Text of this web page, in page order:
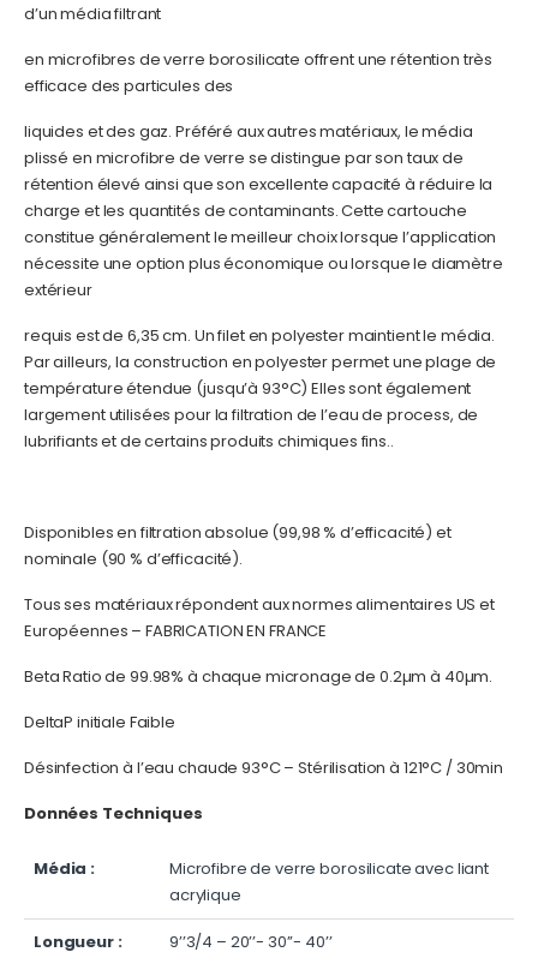
d’un média filtrant
en microfibres de verre borosilicate offrent une rétention très
efficace des particules des
liquides et des gaz. Préféré aux autres matériaux, le média
plissé en microfibre de verre se distingue par son taux de
rétention élevé ainsi que son excellente capacité à réduire la
charge et les quantités de contaminants. Cette cartouche
constitue généralement le meilleur choix lorsque l’application
nécessite une option plus économique ou lorsque le diamètre
extérieur
requis est de 6,35 cm. Un filet en polyester maintient le média.
Par ailleurs, la construction en polyester permet une plage de
température étendue (jusqu’à 93°C) Elles sont également
largement utilisées pour la filtration de l’eau de process, de
lubrifiants et de certains produits chimiques fins..
Disponibles en filtration absolue (99,98 % d’efficacité) et
nominale (90 % d’efficacité).
Tous ses matériaux répondent aux normes alimentaires US et
Européennes – FABRICATION EN FRANCE
Beta Ratio de 99.98% à chaque micronage de 0.2µm à 40µm.
DeltaP initiale Faible
Désinfection à l’eau chaude 93°C – Stérilisation à 121°C / 30min
Données Techniques
Média :
Microfibre de verre borosilicate avec liant
acrylique
Longueur : 9’’3/4 – 20’’- 30’’- 40’’